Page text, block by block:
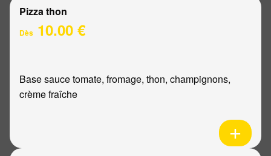
Pizza thon
Dès 10.00 €
Base sauce tomate, fromage, thon, champignons,
crème fraîche